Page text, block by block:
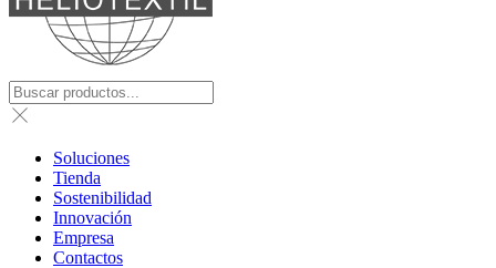
Soluciones
Tienda
Sostenibilidad
Innovación
Empresa
Contactos